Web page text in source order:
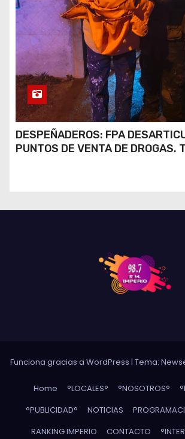
DESPEÑADEROS: FPA
PUNTOS DE VENTA DE DROGAS.
Funciona gracias a WordPress | Tema:
Home °LOCALES° °NOSOTROS°
°PUBLICIDAD°
NOTICIAS
RANKING IMPERIO
CONTACTO